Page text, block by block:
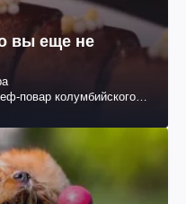
вы еще не
повар колумбийского